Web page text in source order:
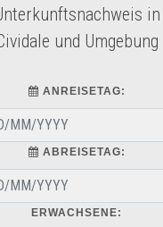
in
und Umgebung
ANREISETAG:
ABREISETAG:
ERWACHSENE: